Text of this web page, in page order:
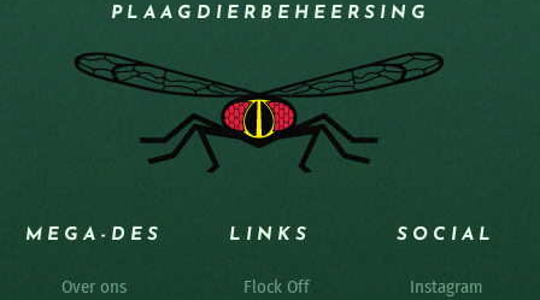
PLAAGDIERBEHEERSING
MEGA-DES
Over ons
LINKS
Flock Off
SOCIAL
Instagram